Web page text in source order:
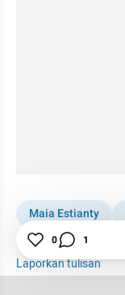
Maia Estianty
Sensasi Seleb
Laporkan tulisan
0 1